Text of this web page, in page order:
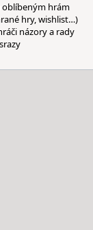
oblíbeným hrám
hry, wishlist…)
názory a rady